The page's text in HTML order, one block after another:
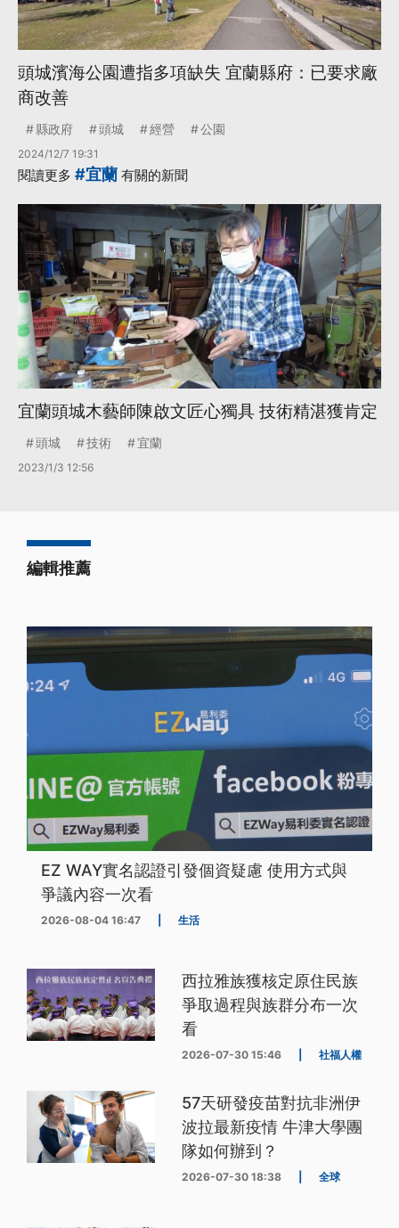
頭城濱海公園遭指多項缺失 宜蘭縣府：已要求廠
商改善
縣政府 頭城 經營 公園
2024/12/7 19:31
閱讀更多 #宜蘭 有關的新聞
宜蘭頭城木藝師陳啟文匠心獨具 技術精湛獲肯定
頭城 技術 宜蘭
2023/1/3 12:56
編輯推薦
EZ WAY實名認證引發個資疑慮 使用方式與
爭議內容一次看
2026-08-04 16:47 生活
西拉雅族獲核定原住民族
爭取過程與族群分布一次
看
2026-07-30 15:46 社福人權
57天研發疫苗對抗非洲伊
波拉最新疫情 牛津大學團
隊如何辦到？
2026-07-30 18:38 全球